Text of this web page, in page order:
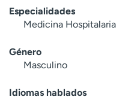
rEspecialidades
Medicina Hospitalaria
Género
Masculino
Idiomas hablados